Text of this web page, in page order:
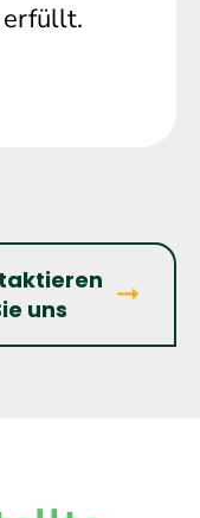
erfüllt.
uns